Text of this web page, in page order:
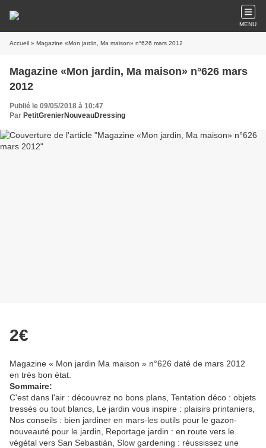
MENU
Accueil » Magazine «Mon jardin, Ma maison» n°626 mars 2012
Magazine «Mon jardin, Ma maison» n°626 mars
2012
Publié le 09/05/2018 à 10:47
Par PetitGrenierNouveauDressing
2€
Magazine « Mon jardin Ma maison » n°626 daté de mars 2012
en très bon état.
Sommaire:
C'est dans l'air : découvrez no bons plans, Tentation déco : objets
tressés ou tout blancs, Le jardin vous inspire : plaisirs printaniers,
Nos conseils : bien jardiner en mars-les outils pour le gazon-
nouveauté pour le jardin, Reportage jardin : en route vers le
végétal vers San Sebastiàn, Slow gardening : réussissez une